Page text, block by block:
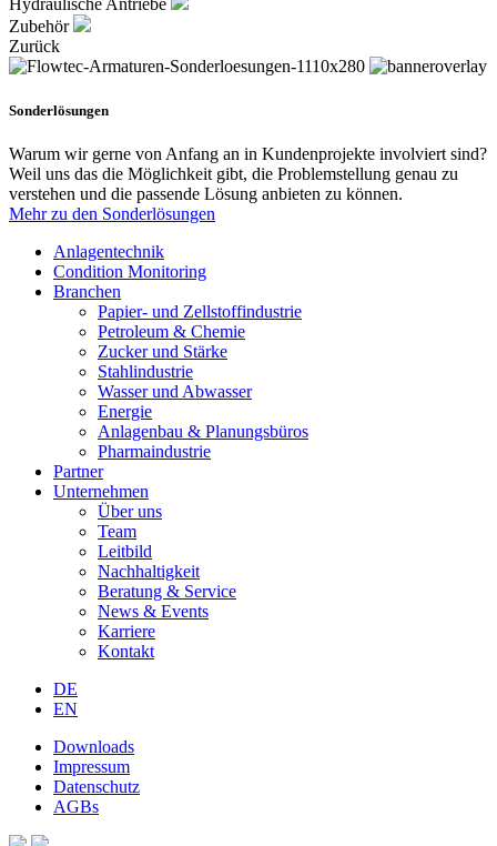
Hydraulische Antriebe
Zubehör
Zurück
Sonderlösungen
Warum wir gerne von Anfang an in Kundenprojekte involviert sind?
Weil uns das die Möglichkeit gibt, die Problemstellung genau zu
verstehen und die passende Lösung anbieten zu können.
Mehr zu den Sonderlösungen
Anlagentechnik
Condition Monitoring
Branchen
Papier- und Zellstoffindustrie
Petroleum & Chemie
Zucker und Stärke
Stahlindustrie
Wasser und Abwasser
Energie
Anlagenbau & Planungsbüros
Pharmaindustrie
Partner
Unternehmen
Über uns
Team
Leitbild
Nachhaltigkeit
Beratung & Service
News & Events
Karriere
Kontakt
DE
EN
Downloads
Impressum
Datenschutz
AGBs